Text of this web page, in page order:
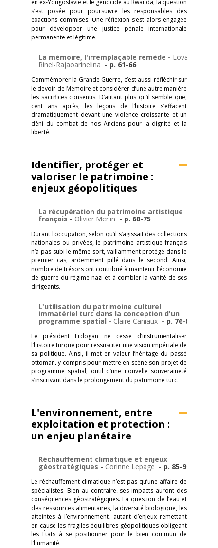
en ex-Yougoslavie et le génocide au Rwanda, la question
s’est posée pour poursuivre les responsables des
exactions commises. Une réflexion s’est alors engagée
pour développer une justice pénale internationale
permanente et légitime.
La mémoire, l'irremplaçable remède - Lova
Rinel-Rajaoarinelina - p. 61-66
Commémorer la Grande Guerre, c’est aussi réfléchir sur
le devoir de Mémoire et considérer d’une autre manière
les sacrifices consentis. D’autant plus qu’il semble que,
cent ans après, les leçons de l’histoire s’effacent
dramatiquement devant une violence croissante et un
déni du combat de nos Anciens pour la dignité et la
liberté.
Identifier, protéger et
valoriser le patrimoine :
enjeux géopolitiques
La récupération du patrimoine artistique
français - Olivier Merlin - p. 68-75
Durant l’occupation, selon qu’il s’agissait des collections
nationales ou privées, le patrimoine artistique français
n’a pas subi le même sort, vaillamment protégé dans le
premier cas, ardemment pillé dans le second. Ainsi,
nombre de trésors ont contribué à maintenir l’économie
de guerre du régime nazi et à combler la vanité de ses
dirigeants.
L'utilisation du patrimoine culturel
immatériel turc dans la conception d'un
programme spatial - Claire Caniaux - p. 76-83
Le président Erdogan ne cesse d’instrumentaliser
l’histoire turque pour ressusciter une vision impériale de
sa politique. Ainsi, il met en valeur l’héritage du passé
ottoman, y compris pour mettre en scène son projet de
programme spatial, outil d’une nouvelle souveraineté
s’inscrivant dans le prolongement du patrimoine turc.
L'environnement, entre
exploitation et protection :
un enjeu planétaire
Réchauffement climatique et enjeux
géostratégiques - Corinne Lepage - p. 85-90
Le réchauffement climatique n’est pas qu’une affaire de
spécialistes. Bien au contraire, ses impacts auront des
conséquences géostratégiques. La question de l’eau et
des ressources alimentaires, la diversité biologique, les
atteintes à l’environnement, autant d’enjeux remettant
en cause les fragiles équilibres géopolitiques obligeant
les États à se positionner pour le bien commun de
l’humanité.